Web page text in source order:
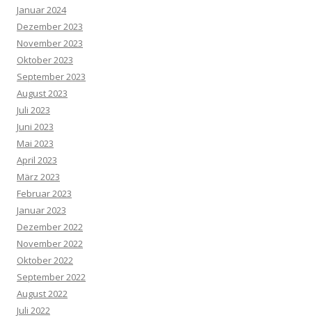
Januar 2024
Dezember 2023
November 2023
Oktober 2023
September 2023
August 2023
Juli 2023
Juni 2023
Mai 2023
April 2023
März 2023
Februar 2023
Januar 2023
Dezember 2022
November 2022
Oktober 2022
September 2022
August 2022
Juli 2022